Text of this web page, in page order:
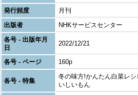
発行頻度
月刊
出版者
NHKサービスセンター
各号 - 出版年月
日
2022/12/21
各号 - ページ 160p
各号 - 特集
冬の味方!かんたん白菜レ
いしいもん